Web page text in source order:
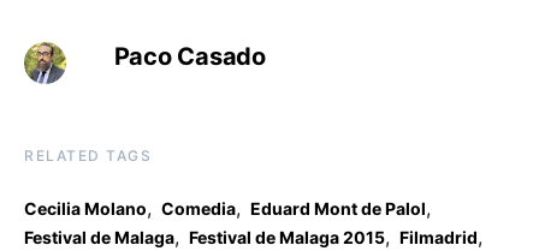
Paco Casado
RELATED TAGS
Cecilia Molano, Comedia, Eduard Mont de Palol,
Festival de Malaga, Festival de Malaga 2015, Filmadrid,